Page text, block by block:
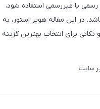
یا غیررسمی استفاده شود،
در این مقاله هویر استور، به
نکاتی برای انتخاب بهترین گزینه
سایت